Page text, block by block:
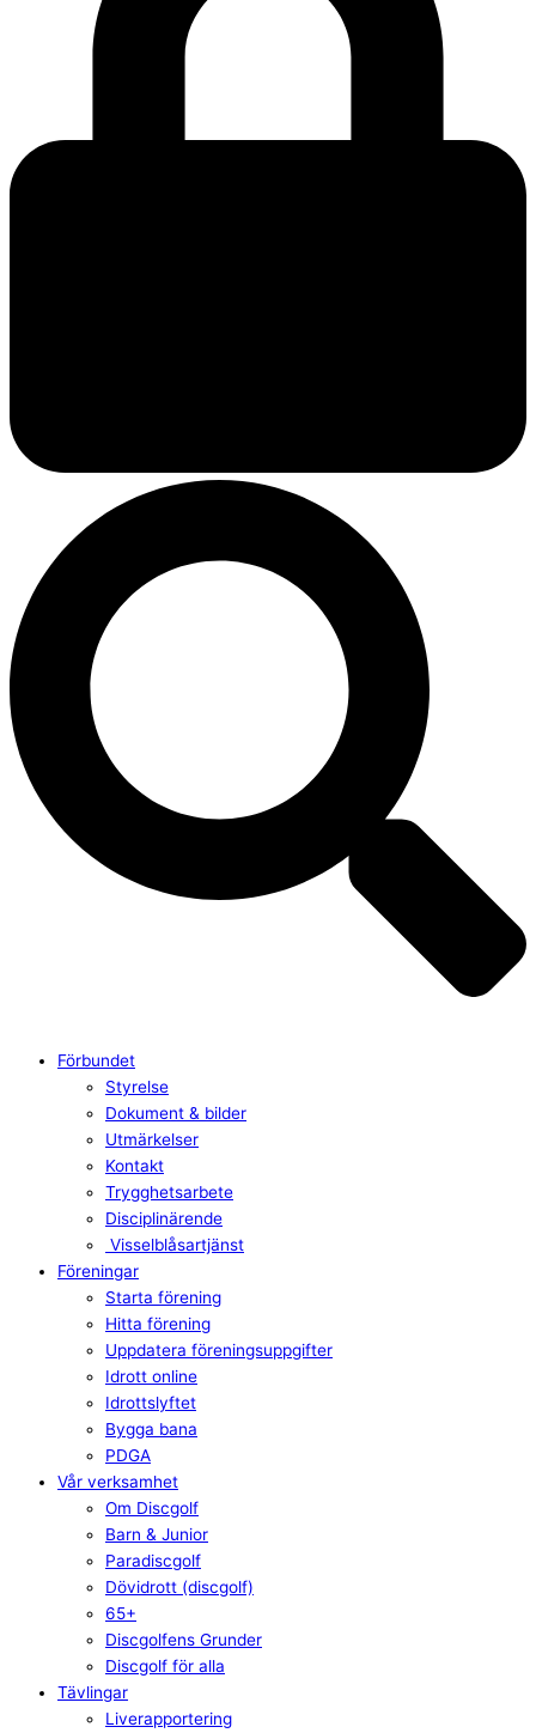
Förbundet
Styrelse
Dokument & bilder
Utmärkelser
Kontakt
Trygghetsarbete
Disciplinärende
Visselblåsartjänst
Föreningar
Starta förening
Hitta förening
Uppdatera föreningsuppgifter
Idrott online
Idrottslyftet
Bygga bana
PDGA
Vår verksamhet
Om Discgolf
Barn & Junior
Paradiscgolf
Dövidrott (discgolf)
65+
Discgolfens Grunder
Discgolf för alla
Tävlingar
Liverapportering